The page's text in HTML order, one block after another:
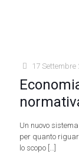
17 Settembre
Un nuovo
per quanto
lo scopo […]